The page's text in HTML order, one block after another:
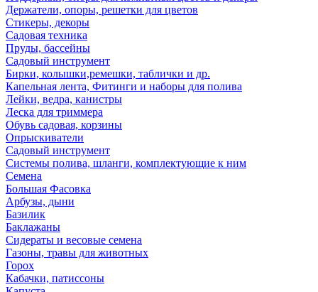
Держатели, опоры, решетки для цветов
Стикеры, декоры
Садовая техника
Пруды, бассейны
Садовый инструмент
Бирки, колышки,ремешки, таблички и др.
Капельная лента, Фитинги и наборы для полива
Лейки, ведра, канистры
Леска для триммера
Обувь садовая, корзины
Опрыскиватели
Садовый инструмент
Системы полива, шланги, комплектующие к ним
Семена
Большая Фасовка
Арбузы, дыни
Базилик
Баклажаны
Сидераты и весовые семена
Газоны, травы для животных
Горох
Кабачки, патиссоны